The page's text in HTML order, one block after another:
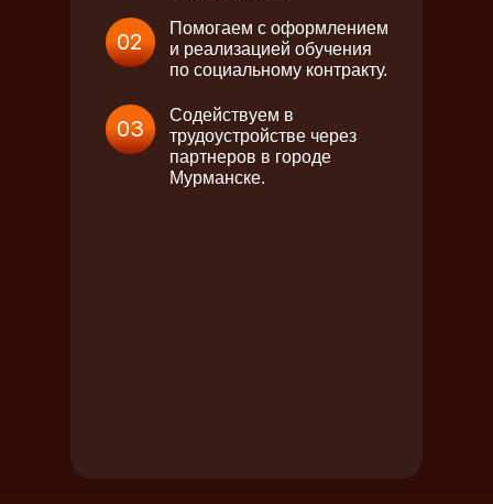
Содействуем в
трудоустройстве через
партнеров в городе
Мурманске.
03
Помогаем с оформлением
и реализацией обучения
по социальному контракту.
02